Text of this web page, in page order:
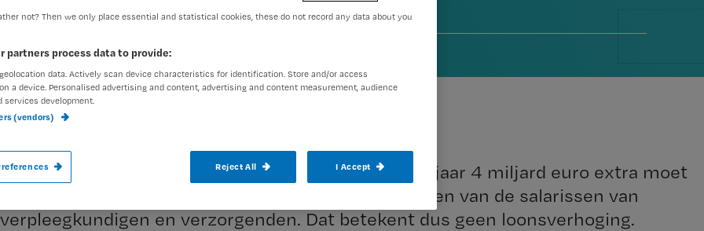
Auteur:
Gisteren maakte het kabinet bekend dat er volgend jaar 4 miljard euro extra moet
worden bezuinigd. Onderdeel daarvan is het bevriezen van de salarissen van
verpleegkundigen en verzorgenden. Dat betekent dus geen loonsverhoging.
not? Then we only place essential and statistical cookies, these do not record any data about you
partners process data to provide:
data. Actively scan device characteristics for identification. Store and/or access
a device. Personalised advertising and content, advertising and content measurement, audience
services development.
(vendors)
Reject All I Accept